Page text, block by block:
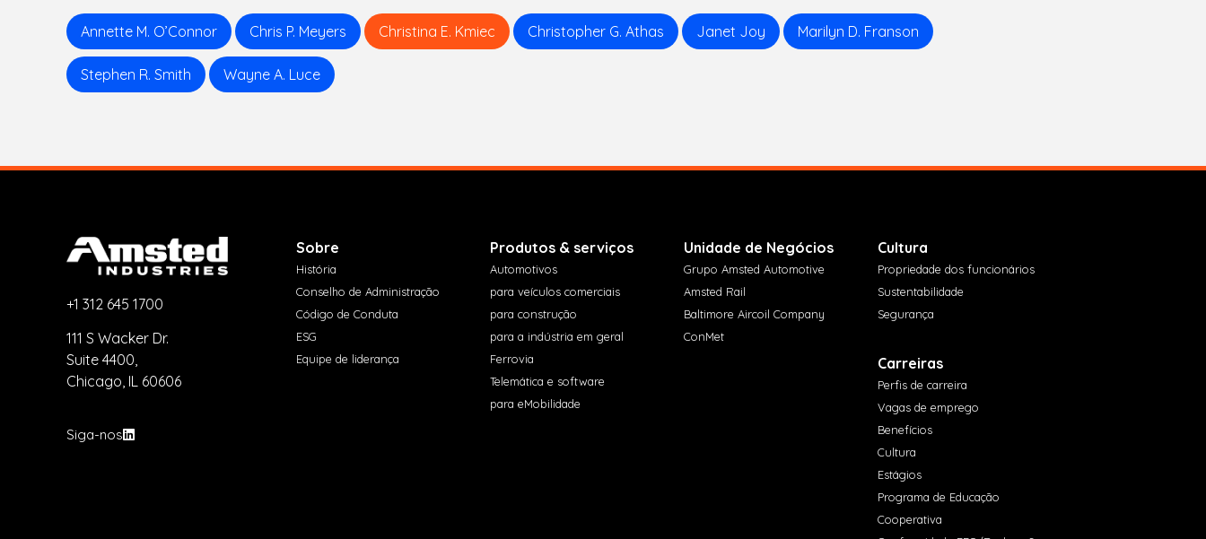
Annette M. O’Connor Chris P. Meyers Christina E. Kmiec Christopher G. Athas Janet Joy Marilyn D. Franson
Stephen R. Smith Wayne A. Luce
+1 312 645 1700
111 S Wacker Dr.
Suite 4400,
Chicago, IL 60606
Siga-nos
Sobre
História
Conselho de Administração
Código de Conduta
ESG
Equipe de liderança
Produtos & serviços
Automotivos
para veículos comerciais
para construção
para a indústria em geral
Ferrovia
Telemática e software
para eMobilidade
Unidade de Negócios
Grupo Amsted Automotive
Amsted Rail
Baltimore Aircoil Company
ConMet
Cultura
Propriedade dos funcionários
Sustentabilidade
Segurança
Carreiras
Perfis de carreira
Vagas de emprego
Benefícios
Cultura
Estágios
Programa de Educação
Cooperativa